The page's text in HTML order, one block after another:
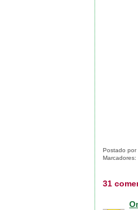
Postado por
Marcadores:
31